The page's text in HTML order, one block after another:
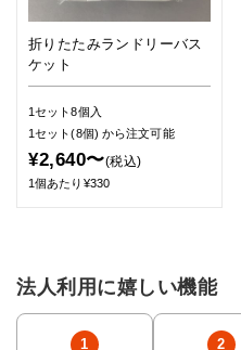
折りたたみランドリーバス
ケット
1セット8個入
1セット(8個) から注文可能
¥2,640〜(税込)
1個あたり¥330
法人利用に嬉しい機能